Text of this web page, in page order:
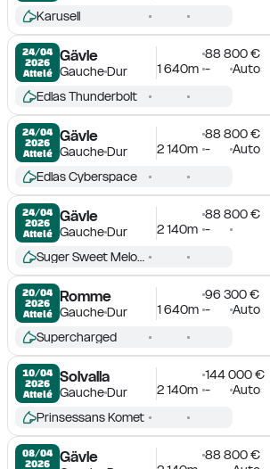
Karusell
24/04
2026
Attelé
Gävle
GaucheDur
88 800 €
1 640m - Auto
Edlas Thunderbolt
24/04
2026
Attelé
Gävle
GaucheDur
88 800 €
2 140m - Auto
Edlas Cyberspace
24/04
2026
Attelé
Gävle
GaucheDur
88 800 €
2 140m -
Suger Sweet Melody
20/04
2026
Attelé
Romme
GaucheDur
96 300 €
1 640m - Auto
Supercharged
10/04
2026
Attelé
Solvalla
GaucheDur
144 000 €
2 140m - Auto
Prinsessans Komet
08/04
2026
Gävle
88 800 €